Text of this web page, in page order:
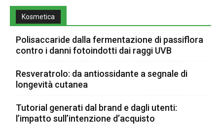
Kosmetica
Polisaccaride dalla fermentazione di passiflora
contro i danni fotoindotti dai raggi UVB
Resveratrolo: da antiossidante a segnale di
longevità cutanea
Tutorial generati dal brand e dagli utenti:
l’impatto sull’intenzione d’acquisto